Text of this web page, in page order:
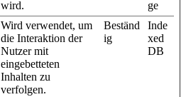
wird.
ge
Wird verwendet, um
die Interaktion der
Nutzer mit
eingebetteten
Inhalten zu
verfolgen.
Beständ
ig
Inde
xed
DB